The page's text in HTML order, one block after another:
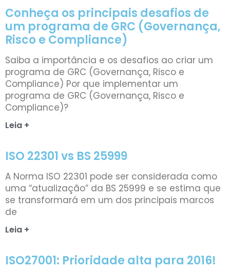
Conheça os principais desafios de
um programa de GRC (Governança,
Risco e Compliance)
Saiba a importância e os desafios ao criar um
programa de GRC (Governança, Risco e
Compliance) Por que implementar um
programa de GRC (Governança, Risco e
Compliance)?
Leia +
ISO 22301 vs BS 25999
A Norma ISO 22301 pode ser considerada como
uma “atualização” da BS 25999 e se estima que
se transformará em um dos principais marcos
de
Leia +
ISO27001: Prioridade alta para 2016!